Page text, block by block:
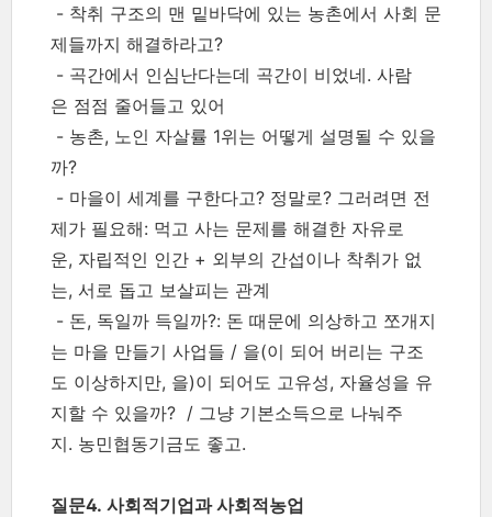
- 착취 구조의 맨 밑바닥에 있는 농촌에서 사회 문
제들까지 해결하라고?
- 곡간에서 인심난다는데 곡간이 비었네. 사람
은 점점 줄어들고 있어
- 농촌, 노인 자살률 1위는 어떻게 설명될 수 있을
까?
- 마을이 세계를 구한다고? 정말로? 그러려면 전
제가 필요해: 먹고 사는 문제를 해결한 자유로
운, 자립적인 인간 + 외부의 간섭이나 착취가 없
는, 서로 돕고 보살피는 관계
- 돈, 독일까 득일까?: 돈 때문에 의상하고 쪼개지
는 마을 만들기 사업들 / 을(이 되어 버리는 구조
도 이상하지만, 을)이 되어도 고유성, 자율성을 유
지할 수 있을까? / 그냥 기본소득으로 나눠주
지. 농민협동기금도 좋고.
질문4. 사회적기업과 사회적농업